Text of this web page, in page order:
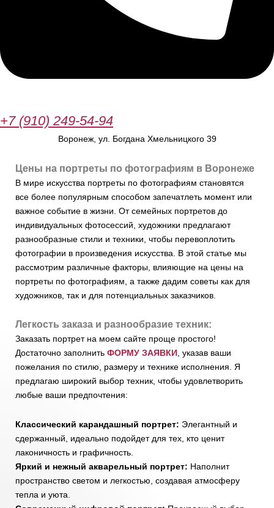
+7 (910) 249-54-94
Воронеж, ул. Богдана Хмельницкого 39
Цены на портреты по фотографиям в Воронеже
В мире искусства портреты по фотографиям становятся
все более популярным способом запечатлеть момент или
важное событие в жизни. От семейных портретов до
индивидуальных фотосессий, художники предлагают
разнообразные стили и техники, чтобы перевоплотить
фотографии в произведения искусства. В этой статье мы
рассмотрим различные факторы, влияющие на цены на
портреты по фотографиям, а также дадим советы как для
художников, так и для потенциальных заказчиков.
Легкость заказа и разнообразие техник:
Заказать портрет на моем сайте проще простого!
Достаточно заполнить ФОРМУ ЗАЯВКИ , указав ваши
пожелания по стилю, размеру и технике исполнения. Я
предлагаю широкий выбор техник, чтобы удовлетворить
любые ваши предпочтения:
Классический карандашный портрет: Элегантный и
сдержанный, идеально подойдет для тех, кто ценит
лаконичность и графичность.
Яркий и нежный акварельный портрет: Наполнит
пространство светом и легкостью, создавая атмосферу
тепла и уюта.